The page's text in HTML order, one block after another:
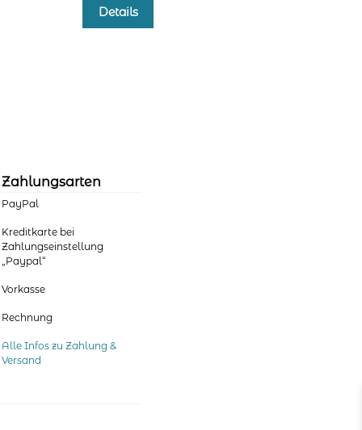
war:
89,00 €
Details
Zahlungsarten
PayPal
Kreditkarte bei
Zahlungseinstellung
„Paypal“
Vorkasse
Rechnung
Alle Infos zu Zahlung &
Versand